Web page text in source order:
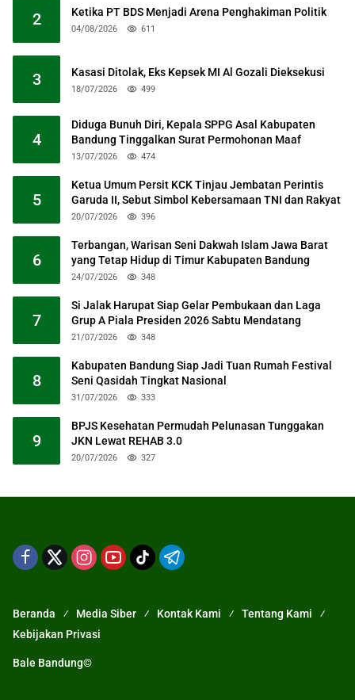
2 Ketika PT BDS Menjadi Arena Penghakiman Politik
04/08/2026 611
3 Kasasi Ditolak, Eks Kepsek MI Al Gozali Dieksekusi
18/07/2026 499
4
Diduga Bunuh Diri, Kepala SPPG Asal Kabupaten
Bandung Tinggalkan Surat Permohonan Maaf
13/07/2026 474
5
Ketua Umum Persit KCK Tinjau Jembatan Perintis
Garuda II, Sebut Simbol Kebersamaan TNI dan Rakyat
20/07/2026 396
6
Terbangan, Warisan Seni Dakwah Islam Jawa Barat
yang Tetap Hidup di Timur Kabupaten Bandung
24/07/2026 348
7
Si Jalak Harupat Siap Gelar Pembukaan dan Laga
Grup A Piala Presiden 2026 Sabtu Mendatang
21/07/2026 348
8
Kabupaten Bandung Siap Jadi Tuan Rumah Festival
Seni Qasidah Tingkat Nasional
31/07/2026 333
9
BPJS Kesehatan Permudah Pelunasan Tunggakan
JKN Lewat REHAB 3.0
20/07/2026 327
Beranda Media Siber Kontak Kami
Tentang Kami
Kebijakan Privasi
Bale Bandung©